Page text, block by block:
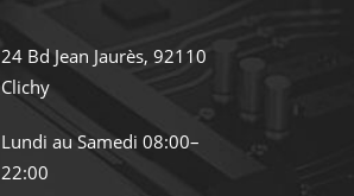
24 Bd Jean Jaurès, 92110
Clichy
Lundi au Samedi 08:00–
22:00